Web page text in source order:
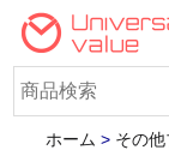
ホーム > その他